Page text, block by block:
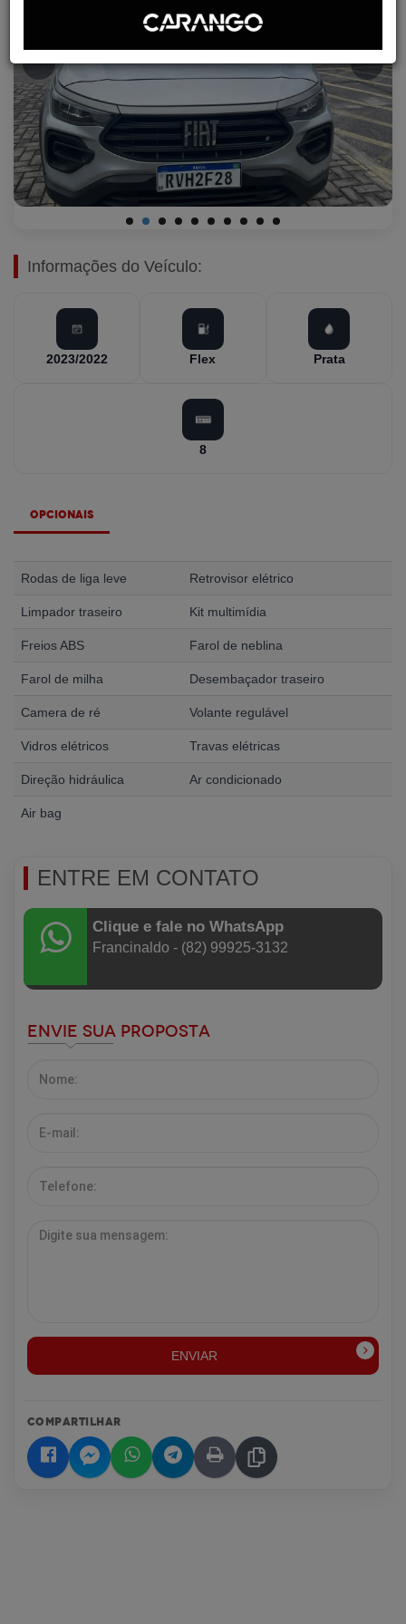
Informações do Veículo:
2023/2022 Flex Prata
8
Opcionais
Rodas de liga leve Retrovisor elétrico
Limpador traseiro Kit multimídia
Freios ABS Farol de neblina
Farol de milha Desembaçador traseiro
Camera de ré Volante regulável
Vidros elétricos Travas elétricas
Direção hidráulica Ar condicionado
Air bag
ENTRE EM CONTATO
Clique e fale no WhatsApp
Francinaldo - (82) 99925-3132
Envie sua Proposta
ENVIAR
COMPARTILHAR